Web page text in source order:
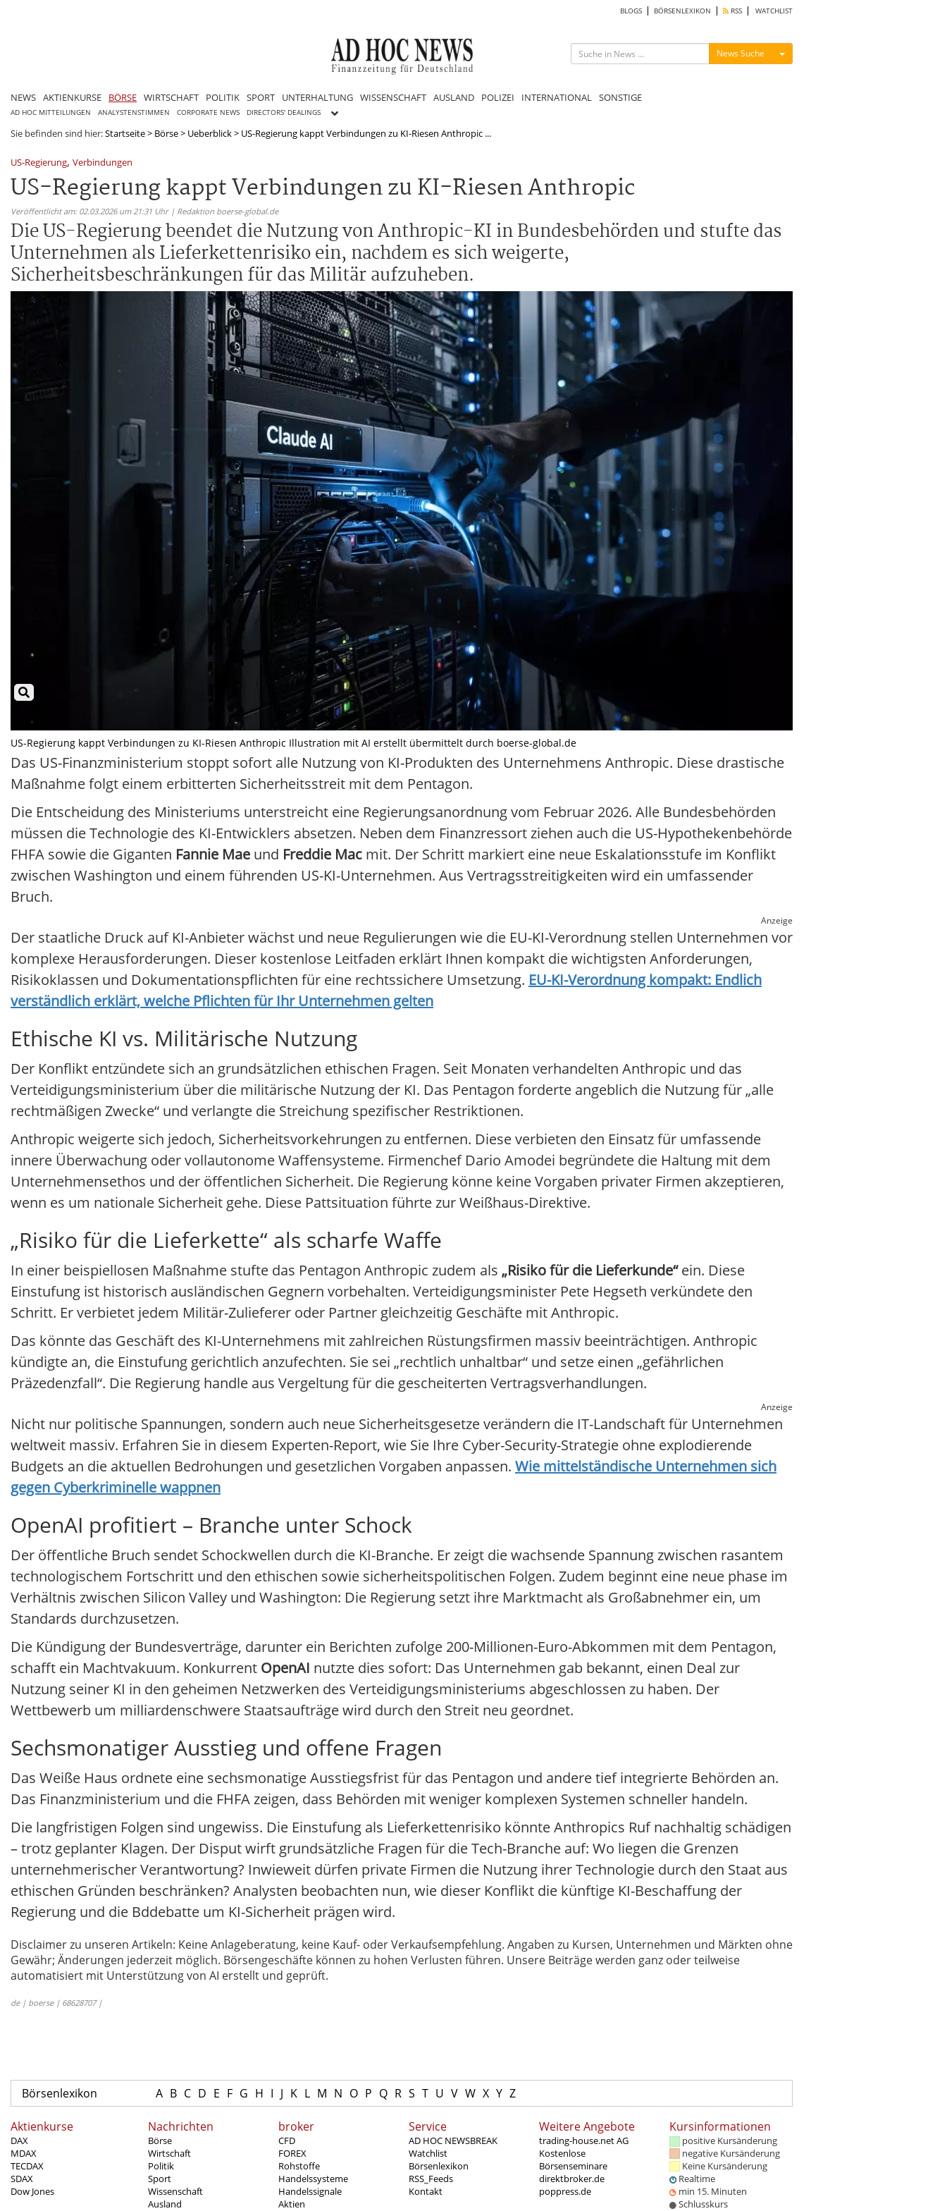
BLOGS BÖRSENLEXIKON RSS WATCHLIST
News Suche Menü ein-/ausblenden
NEWS AKTIENKURSE BÖRSE WIRTSCHAFT POLITIK SPORT UNTERHALTUNG WISSENSCHAFT AUSLAND POLIZEI INTERNATIONAL SONSTIGE
AD HOC MITTEILUNGEN ANALYSTENSTIMMEN CORPORATE NEWS DIRECTORS' DEALINGS
Sie befinden sind hier:Startseite> Börse> Ueberblick> US-Regierung kappt Verbindungen zu KI-Riesen Anthropic ...
US-Regierung, Verbindungen
US-Regierung kappt Verbindungen zu KI-Riesen Anthropic
Veröffentlicht am: 02.03.2026 um 21:31 Uhr | Redaktion boerse-global.de
Die US-Regierung beendet die Nutzung von Anthropic-KI in Bundesbehörden und stufte das
Unternehmen als Lieferkettenrisiko ein, nachdem es sich weigerte,
Sicherheitsbeschränkungen für das Militär aufzuheben.
US-Regierung kappt Verbindungen zu KI-Riesen Anthropic Illustration mit AI erstellt übermittelt durch boerse-global.de
Das US-Finanzministerium stoppt sofort alle Nutzung von KI-Produkten des Unternehmens Anthropic. Diese drastische
Maßnahme folgt einem erbitterten Sicherheitsstreit mit dem Pentagon.
Die Entscheidung des Ministeriums unterstreicht eine Regierungsanordnung vom Februar 2026. Alle Bundesbehörden
müssen die Technologie des KI-Entwicklers absetzen. Neben dem Finanzressort ziehen auch die US-Hypothekenbehörde
FHFA sowie die Giganten Fannie Mae und Freddie Mac mit. Der Schritt markiert eine neue Eskalationsstufe im Konflikt
zwischen Washington und einem führenden US-KI-Unternehmen. Aus Vertragsstreitigkeiten wird ein umfassender
Bruch.
Anzeige
Der staatliche Druck auf KI-Anbieter wächst und neue Regulierungen wie die EU-KI-Verordnung stellen Unternehmen vor
komplexe Herausforderungen. Dieser kostenlose Leitfaden erklärt Ihnen kompakt die wichtigsten Anforderungen,
Risikoklassen und Dokumentationspflichten für eine rechtssichere Umsetzung. EU-KI-Verordnung kompakt: Endlich
verständlich erklärt, welche Pflichten für Ihr Unternehmen gelten
Ethische KI vs. Militärische Nutzung
Der Konflikt entzündete sich an grundsätzlichen ethischen Fragen. Seit Monaten verhandelten Anthropic und das
Verteidigungsministerium über die militärische Nutzung der KI. Das Pentagon forderte angeblich die Nutzung für „alle
rechtmäßigen Zwecke“ und verlangte die Streichung spezifischer Restriktionen.
Anthropic weigerte sich jedoch, Sicherheitsvorkehrungen zu entfernen. Diese verbieten den Einsatz für umfassende
innere Überwachung oder vollautonome Waffensysteme. Firmenchef Dario Amodei begründete die Haltung mit dem
Unternehmensethos und der öffentlichen Sicherheit. Die Regierung könne keine Vorgaben privater Firmen akzeptieren,
wenn es um nationale Sicherheit gehe. Diese Pattsituation führte zur Weißhaus-Direktive.
„Risiko für die Lieferkette“ als scharfe Waffe
In einer beispiellosen Maßnahme stufte das Pentagon Anthropic zudem als „Risiko für die Lieferkunde“ein. Diese
Einstufung ist historisch ausländischen Gegnern vorbehalten. Verteidigungsminister Pete Hegseth verkündete den
Schritt. Er verbietet jedem Militär-Zulieferer oder Partner gleichzeitig Geschäfte mit Anthropic.
Das könnte das Geschäft des KI-Unternehmens mit zahlreichen Rüstungsfirmen massiv beeinträchtigen. Anthropic
kündigte an, die Einstufung gerichtlich anzufechten. Sie sei „rechtlich unhaltbar“ und setze einen „gefährlichen
Präzedenzfall“. Die Regierung handle aus Vergeltung für die gescheiterten Vertragsverhandlungen.
Anzeige
Nicht nur politische Spannungen, sondern auch neue Sicherheitsgesetze verändern die IT-Landschaft für Unternehmen
weltweit massiv. Erfahren Sie in diesem Experten-Report, wie Sie Ihre Cyber-Security-Strategie ohne explodierende
Budgets an die aktuellen Bedrohungen und gesetzlichen Vorgaben anpassen. Wie mittelständische Unternehmen sich
gegen Cyberkriminelle wappnen
OpenAI profitiert – Branche unter Schock
Der öffentliche Bruch sendet Schockwellen durch die KI-Branche. Er zeigt die wachsende Spannung zwischen rasantem
technologischem Fortschritt und den ethischen sowie sicherheitspolitischen Folgen. Zudem beginnt eine neue phase im
Verhältnis zwischen Silicon Valley und Washington: Die Regierung setzt ihre Marktmacht als Großabnehmer ein, um
Standards durchzusetzen.
Die Kündigung der Bundesverträge, darunter ein Berichten zufolge 200-Millionen-Euro-Abkommen mit dem Pentagon,
schafft ein Machtvakuum. Konkurrent OpenAI nutzte dies sofort: Das Unternehmen gab bekannt, einen Deal zur
Nutzung seiner KI in den geheimen Netzwerken des Verteidigungsministeriums abgeschlossen zu haben. Der
Wettbewerb um milliardenschwere Staatsaufträge wird durch den Streit neu geordnet.
Sechsmonatiger Ausstieg und offene Fragen
Das Weiße Haus ordnete eine sechsmonatige Ausstiegsfrist für das Pentagon und andere tief integrierte Behörden an.
Das Finanzministerium und die FHFA zeigen, dass Behörden mit weniger komplexen Systemen schneller handeln.
Die langfristigen Folgen sind ungewiss. Die Einstufung als Lieferkettenrisiko könnte Anthropics Ruf nachhaltig schädigen
– trotz geplanter Klagen. Der Disput wirft grundsätzliche Fragen für die Tech-Branche auf: Wo liegen die Grenzen
unternehmerischer Verantwortung? Inwieweit dürfen private Firmen die Nutzung ihrer Technologie durch den Staat aus
ethischen Gründen beschränken? Analysten beobachten nun, wie dieser Konflikt die künftige KI-Beschaffung der
Regierung und die Bddebatte um KI-Sicherheit prägen wird.
Disclaimer zu unseren Artikeln: Keine Anlageberatung, keine Kauf- oder Verkaufsempfehlung. Angaben zu Kursen, Unternehmen und Märkten ohne
Gewähr; Änderungen jederzeit möglich. Börsengeschäfte können zu hohen Verlusten führen. Unsere Beiträge werden ganz oder teilweise
automatisiert mit Unterstützung von AI erstellt und geprüft.
de | boerse | 68628707 |
Börsenlexikon A B C D E F G H I J K L M N O P Q R S T U V W X Y Z
Aktienkurse
DAX
MDAX
TECDAX
SDAX
Dow Jones
Nachrichten
Börse
Wirtschaft
Politik
Sport
Wissenschaft
Ausland
broker
CFD
FOREX
Rohstoffe
Handelssysteme
Handelssignale
Aktien
Service
AD HOC NEWSBREAK
Watchlist
Börsenlexikon
RSS_Feeds
Kontakt
Weitere Angebote
trading-house.net AG
Kostenlose
Börsenseminare
direktbroker.de
poppress.de
Kursinformationen
positive Kursänderung
negative Kursänderung
Keine Kursänderung
Realtime
min 15. Minuten
Schlusskurs